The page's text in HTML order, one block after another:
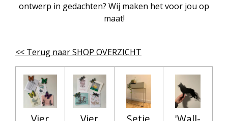
ontwerp in gedachten? Wij maken het voor jou op
maat!
<< Terug naar SHOP OVERZICHT